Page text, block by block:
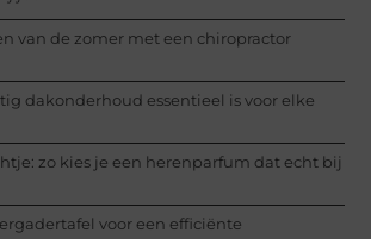
van de zomer met een chiropractor
dakonderhoud essentieel is voor elke
zo kies je een herenparfum dat echt bij
voor een efficiënte